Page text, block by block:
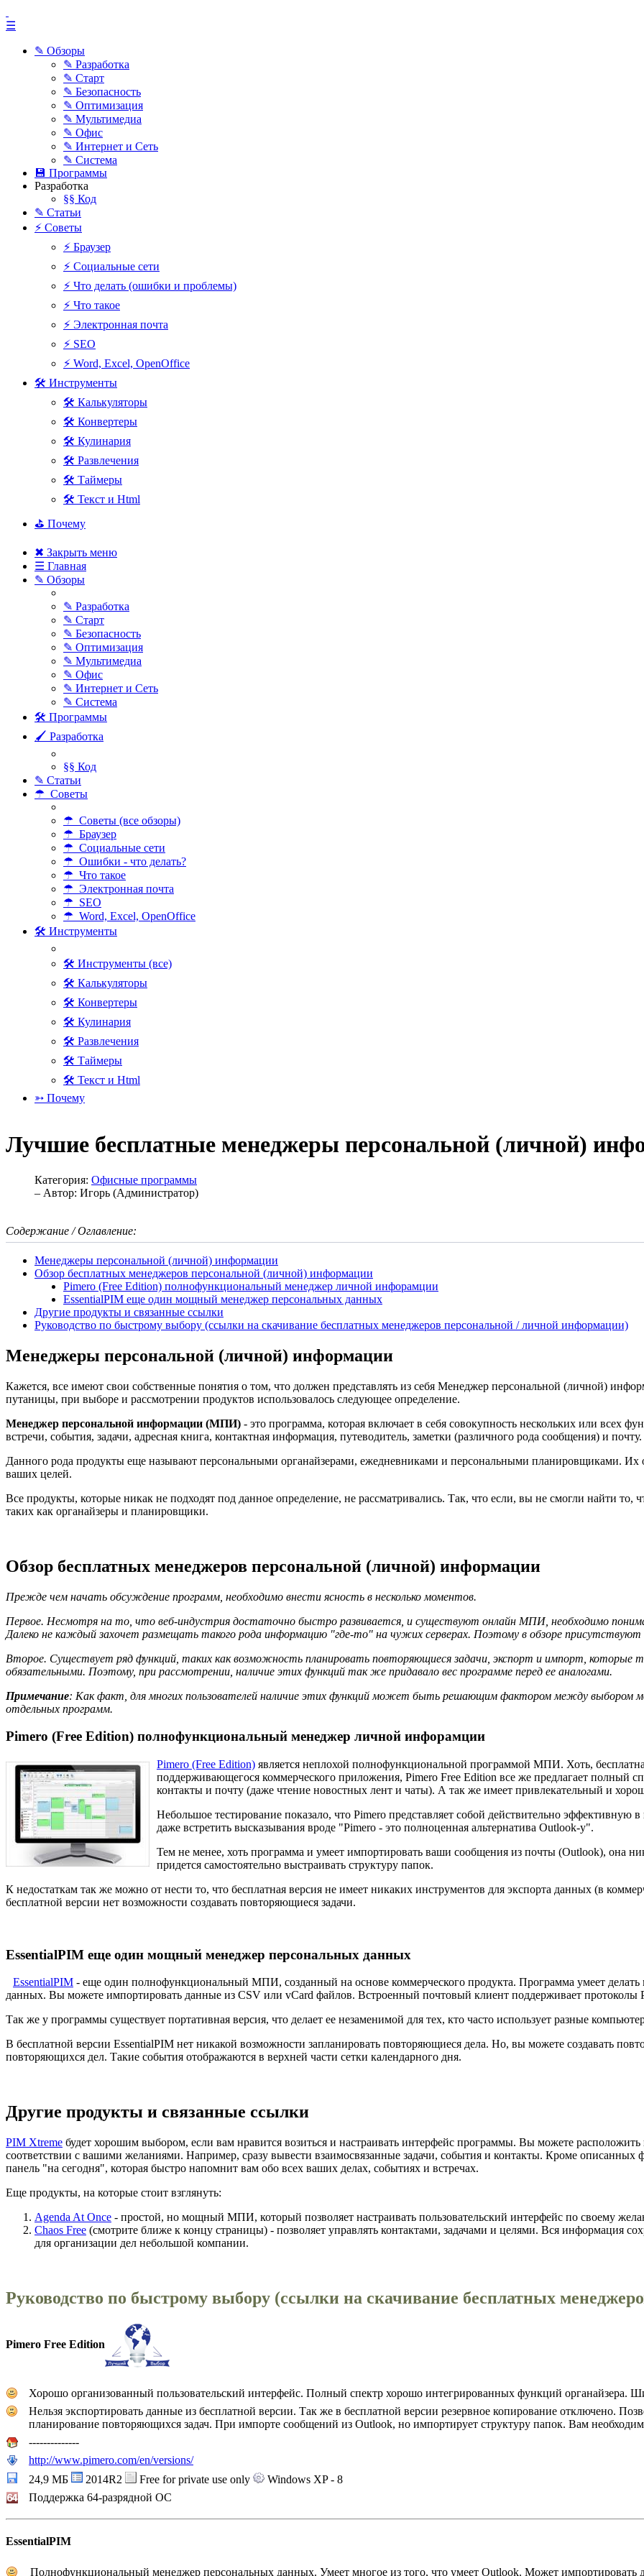
☰
✎ Обзоры
✎ Разработка
✎ Старт
✎ Безопасность
✎ Оптимизация
✎ Мультимедиа
✎ Офис
✎ Интернет и Сеть
✎ Система
💾 Программы
Разработка
§§ Код
✎ Статьи
⚡ Советы
⚡ Браузер
⚡ Социальные сети
⚡ Что делать (ошибки и проблемы)
⚡ Что такое
⚡ Электронная почта
⚡ SEO
⚡ Word, Excel, OpenOffice
🛠 Инструменты
🛠 Калькуляторы
🛠 Конвертеры
🛠 Кулинария
🛠 Развлечения
🛠 Таймеры
🛠 Текст и Html
⛳ Почему
✖ Закрыть меню
☰ Главная
✎ Обзоры
✎ Разработка
✎ Старт
✎ Безопасность
✎ Оптимизация
✎ Мультимедиа
✎ Офис
✎ Интернет и Сеть
✎ Система
🛠 Программы
🖌 Разработка
§§ Код
✎ Статьи
☂ Советы
☂ Советы (все обзоры)
☂ Браузер
☂ Социальные сети
☂ Ошибки - что делать?
☂ Что такое
☂ Электронная почта
☂ SEO
☂ Word, Excel, OpenOffice
🛠 Инструменты
🛠 Инструменты (все)
🛠 Калькуляторы
🛠 Конвертеры
🛠 Кулинария
🛠 Развлечения
🛠 Таймеры
🛠 Текст и Html
➳ Почему
Лучшие бесплатные менеджеры персональной (личной)
Категория: Офисные программы
– Автор: Игорь (Администратор)
Содержание / Оглавление:
Менеджеры персональной (личной) информации
Обзор бесплатных менеджеров персональной (личной) информации
Pimero (Free Edition) полнофункциональный менеджер личной инфорамции
EssentialPIM еще один мощный менеджер персональных данных
Другие продукты и связанные ссылки
Руководство по быстрому выбору (ссылки на скачивание бесплатных менеджеров персональной / личной информации)
Менеджеры персональной (личной) информации
Кажется, все имеют свои собственные понятия о том, что должен представлять из себя Менеджер персональной (личной)
путаницы, при выборе и рассмотрении продуктов использовалось следующее определение.
Менеджер персональной информации (МПИ) - это программа, которая включает в себя совокупность нескольких или всех
встречи, события, задачи, адресная книга, контактная информация, путеводитель, заметки (различного рода сообщения) и почту.
Данного рода продукты еще называют персональными органайзерами, ежедневниками и персональными планировщиками. Их
ваших целей.
Все продукты, которые никак не подходят под данное определение, не рассматривались. Так, что если, вы не смогли найти то,
таких как органайзеры и планировщики.
Обзор бесплатных менеджеров персональной (личной) информации
Прежде чем начать обсуждение программ, необходимо внести ясность в несколько моментов.
Первое. Несмотря на то, что веб-индустрия достаточно быстро развивается, и существуют онлайн МПИ, необходимо
Далеко не каждый захочет размещать такого рода информацию "где-то" на чужих серверах. Поэтому в обзоре присутствуют
Второе. Существует ряд функций, таких как возможность планировать повторяющиеся задачи, экспорт и импорт, которые
обязательными. Поэтому, при рассмотрении, наличие этих функций так же придавало вес программе перед ее аналогами.
Примечание: Как факт, для многих пользователей наличие этих функций может быть решающим фактором между выбором
отдельных программ.
Pimero (Free Edition) полнофункциональный менеджер личной инфорамции
Pimero (Free Edition) является неплохой полнофункциональной программой МПИ. Хоть,
поддерживающегося коммерческого приложения, Pimero Free Edition все же предлагает полный
контакты и почту (даже чтение новостных лент и чаты). А так же имеет привлекательный и
Небольшое тестирование показало, что Pimero представляет собой действительно
даже встретить высказывания вроде "Pimero - это полноценная альтернатива Outlook-у".
Тем не менее, хоть программа и умеет импортировать ваши сообщения из почты (Outlook), она
придется самостоятельно выстраивать структуру папок.
К недостаткам так же можно от нести то, что бесплатная версия не имеет никаких инструментов для экспорта данных (в
бесплатной версии нет возможности создавать повторяющиеся задачи.
EssentialPIM еще один мощный менеджер персональных данных
EssentialPIM - еще один полнофункциональный МПИ, созданный на основе коммерческого продукта. Программа умеет делать
данных. Вы можете импортировать данные из CSV или vCard файлов. Встроенный почтовый клиент поддерживает протоколы
Так же у программы существует портативная версия, что делает ее незаменимой для тех, кто часто использует разные
В бесплатной версии EssentialPIM нет никакой возможности запланировать повторяющиеся дела. Но, вы можете создавать
повторяющихся дел. Такие события отображаются в верхней части сетки календарного дня.
Другие продукты и связанные ссылки
PIM Xtreme будет хорошим выбором, если вам нравится возиться и настраивать интерфейс программы. Вы можете
соответствии с вашими желаниями. Например, сразу вывести взаимосвязанные задачи, события и контакты. Кроме описанных
панель "на сегодня", которая быстро напомнит вам обо всех ваших делах, событиях и встречах.
Еще продукты, на которые стоит взглянуть:
Agenda At Once - простой, но мощный МПИ, который позволяет настраивать пользовательский интерфейс по своему
Chaos Free (смотрите ближе к концу страницы) - позволяет управлять контактами, задачами и целями. Вся информация
для организации дел небольшой компании.
Руководство по быстрому выбору (ссылки на скачивание бесплатных
Pimero Free Edition
Хорошо организованный пользовательский интерфейс. Полный спектр хорошо интегрированных функций органайзера.
Нельзя экспортировать данные из бесплатной версии. Так же в бесплатной версии резервное копирование отключено.
планирование повторяющихся задач. При импорте сообщений из Outlook, но импортирует структуру папок. Вам
--------------
http://www.pimero.com/en/versions/
24,9 МБ
2014R2 Free for private use only
Windows XP - 8
Поддержка 64-разрядной ОС
EssentialPIM
Полнофункциональный менеджер персональных данных. Умеет многое из того, что умеет Outlook. Может импортировать